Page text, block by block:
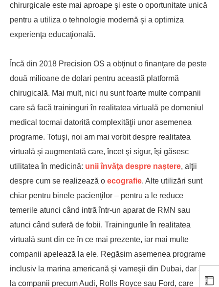
chirurgicale este mai aproape şi este o oportunitate unică
pentru a utiliza o tehnologie modernă şi a optimiza
experienţa educaţională.
Încă din 2018 Precision OS a obţinut o finanţare de peste
două milioane de dolari pentru această platformă
chirugicală. Mai mult, nici nu sunt foarte multe companii
care să facă traininguri în realitatea virtuală pe domeniul
medical tocmai datorită complexităţii unor asemenea
programe. Totuşi, noi am mai vorbit despre realitatea
virtuală şi augmentată care, încet şi sigur, îşi găsesc
utilitatea în medicină: unii învăţa despre naştere, alţii
despre cum se realizează o ecografie. Alte utilizări sunt
chiar pentru binele pacienţilor – pentru a le reduce
temerile atunci când intră într-un aparat de RMN sau
atunci când suferă de fobii. Trainingurile în realitatea
virtuală sunt din ce în ce mai prezente, iar mai multe
companii apelează la ele. Regăsim asemenea programe
inclusiv la marina americană şi vameşii din Dubai, dar şi
la companii precum Audi, Rolls Royce sau Ford, care